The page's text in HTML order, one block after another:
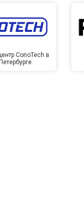
ConoTech в